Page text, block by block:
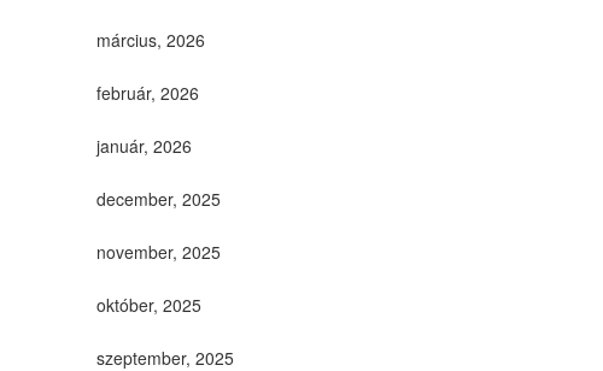
március, 2026
február, 2026
január, 2026
december, 2025
november, 2025
október, 2025
szeptember, 2025